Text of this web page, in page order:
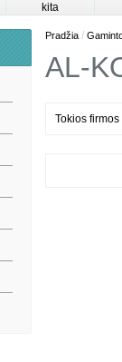
kita
Pradžia /
AL-
Tokios